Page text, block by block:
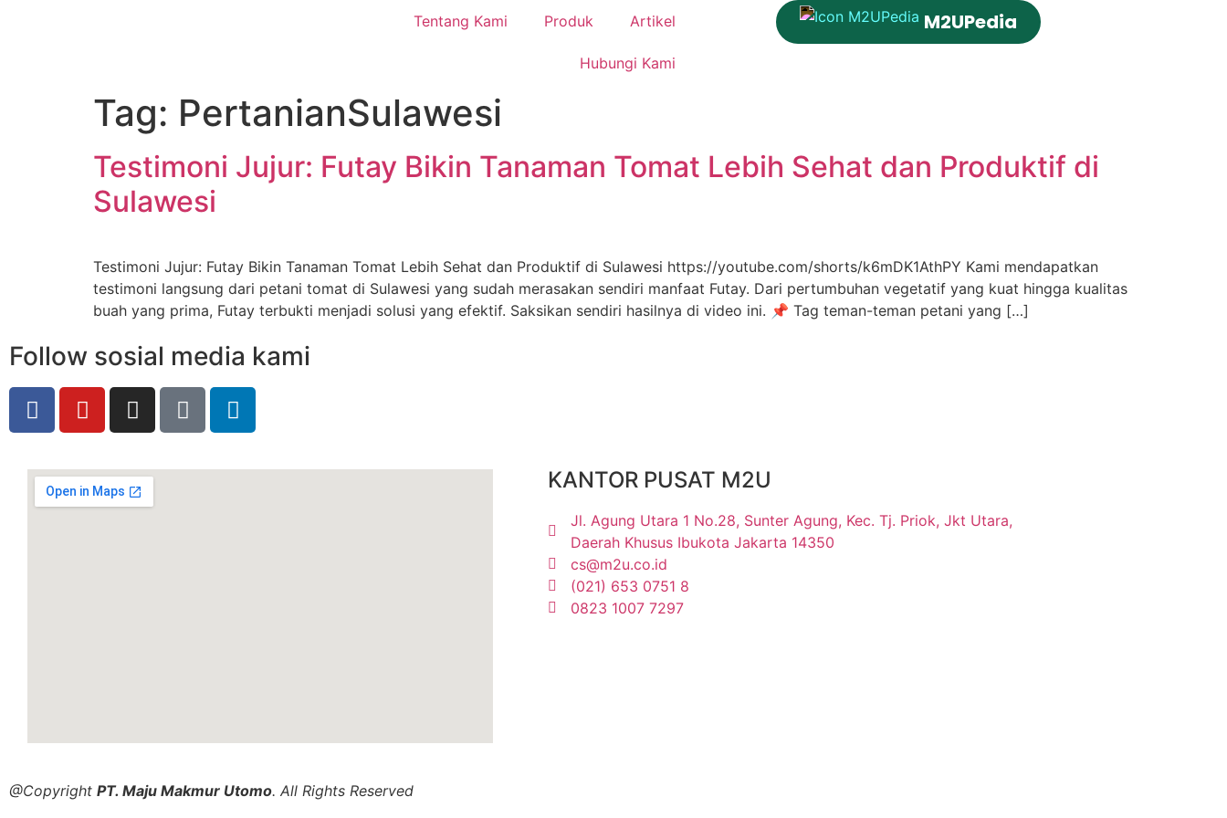
Tentang Kami Produk Artikel
Hubungi Kami
M2UPedia
Tag: PertanianSulawesi
Testimoni Jujur: Futay Bikin Tanaman Tomat Lebih Sehat dan Produktif di
Sulawesi
Testimoni Jujur: Futay Bikin Tanaman Tomat Lebih Sehat dan Produktif di Sulawesi https://youtube.com/shorts/k6mDK1AthPY Kami mendapatkan
testimoni langsung dari petani tomat di Sulawesi yang sudah merasakan sendiri manfaat Futay. Dari pertumbuhan vegetatif yang kuat hingga kualitas
buah yang prima, Futay terbukti menjadi solusi yang efektif. Saksikan sendiri hasilnya di video ini. 📌 Tag teman-teman petani yang […]
Follow sosial media kami
KANTOR PUSAT M2U
Jl. Agung Utara 1 No.28, Sunter Agung, Kec. Tj. Priok, Jkt Utara,
Daerah Khusus Ibukota Jakarta 14350
cs@m2u.co.id
(021) 653 0751 8
0823 1007 7297
@Copyright PT. Maju Makmur Utomo. All Rights Reserved